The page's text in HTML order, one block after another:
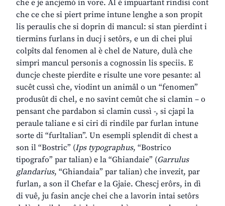
che e je ancjemò in vore. Al è impuartant rindisi cont
che ce che si piert prime intune lenghe a son propit
lis peraulis che si doprin di mancul: si stan pierdint i
tiermins furlans in ducj i setôrs, e un di chei plui
colpîts dal fenomen al è chel de Nature, dulà che
simpri mancul personis a cognossin lis speciis. E
duncje cheste pierdite e risulte une vore pesante: al
sucêt cussì che, viodint un animâl o un “fenomen”
produsût di chel, e no savint cemût che si clamin – o
pensant che pardabon si clamin cussì -, si cjapi la
peraule taliane e si ciri di rindile par furlan intune
sorte di “furltalian”. Un esempli splendit di chest a
son il “Bostric” (Ips typographus, “Bostrico
tipografo” par talian) e la “Ghiandaie” (Garrulus
glandarius, “Ghiandaia” par talian) che invezit, par
furlan, a son il Chefar e la Gjaie. Chescj erôrs, in dì
di vuê, ju fasin ancje chei che a lavorin intai setôrs